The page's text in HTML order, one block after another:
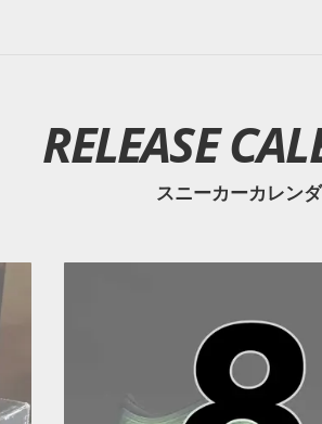
RELEASE
スニーカーカレン